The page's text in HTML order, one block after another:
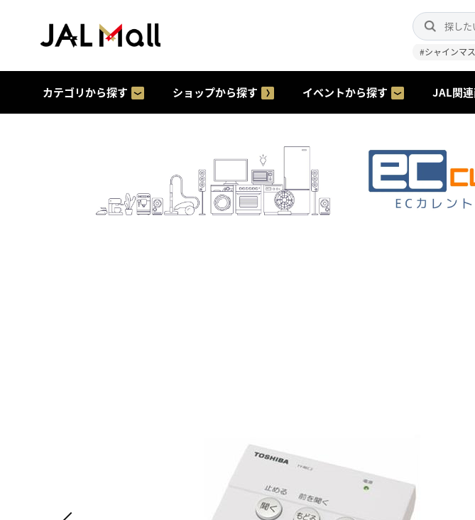
#シャインマ
カテゴリから探す ショップから探す イベントから探す JAL関